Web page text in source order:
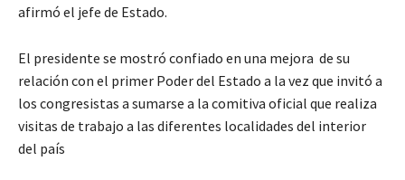
afirmó el jefe de Estado.
El presidente se mostró confiado en una mejora de su
relación con el primer Poder del Estado a la vez que invitó a
los congresistas a sumarse a la comitiva oficial que realiza
visitas de trabajo a las diferentes localidades del interior
del país